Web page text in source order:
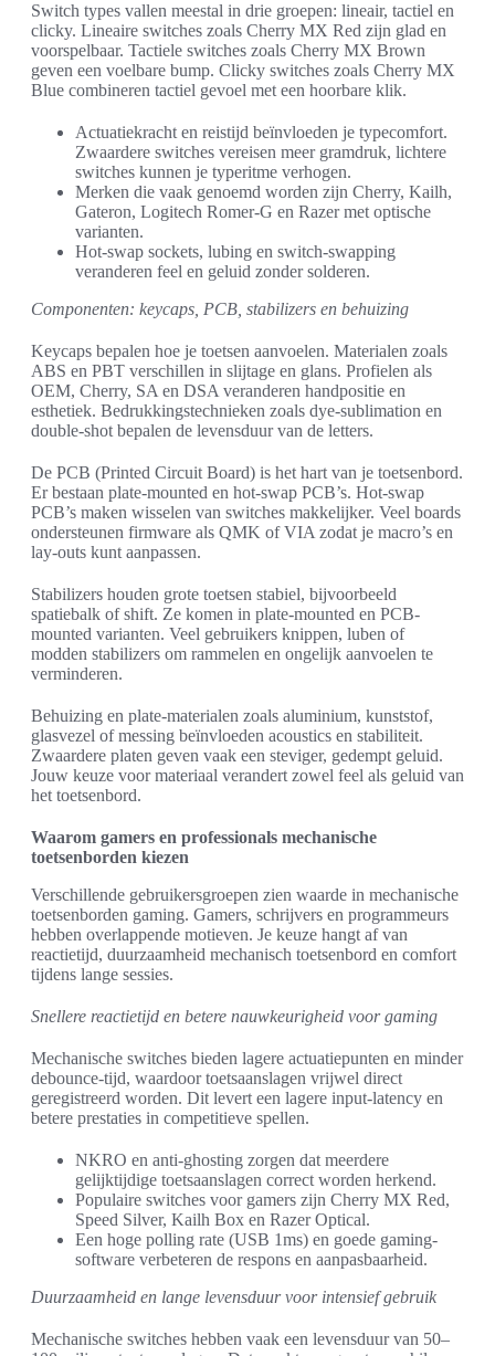
Switch types vallen meestal in drie groepen: lineair, tactiel en
clicky. Lineaire switches zoals Cherry MX Red zijn glad en
voorspelbaar. Tactiele switches zoals Cherry MX Brown
geven een voelbare bump. Clicky switches zoals Cherry MX
Blue combineren tactiel gevoel met een hoorbare klik.
Actuatiekracht en reistijd beïnvloeden je typecomfort.
Zwaardere switches vereisen meer gramdruk, lichtere
switches kunnen je typeritme verhogen.
Merken die vaak genoemd worden zijn Cherry, Kailh,
Gateron, Logitech Romer-G en Razer met optische
varianten.
Hot-swap sockets, lubing en switch-swapping
veranderen feel en geluid zonder solderen.
Componenten: keycaps, PCB, stabilizers en behuizing
Keycaps bepalen hoe je toetsen aanvoelen. Materialen zoals
ABS en PBT verschillen in slijtage en glans. Profielen als
OEM, Cherry, SA en DSA veranderen handpositie en
esthetiek. Bedrukkingstechnieken zoals dye-sublimation en
double-shot bepalen de levensduur van de letters.
De PCB (Printed Circuit Board) is het hart van je toetsenbord.
Er bestaan plate-mounted en hot-swap PCB’s. Hot-swap
PCB’s maken wisselen van switches makkelijker. Veel boards
ondersteunen firmware als QMK of VIA zodat je macro’s en
lay-outs kunt aanpassen.
Stabilizers houden grote toetsen stabiel, bijvoorbeeld
spatiebalk of shift. Ze komen in plate-mounted en PCB-
mounted varianten. Veel gebruikers knippen, luben of
modden stabilizers om rammelen en ongelijk aanvoelen te
verminderen.
Behuizing en plate-materialen zoals aluminium, kunststof,
glasvezel of messing beïnvloeden acoustics en stabiliteit.
Zwaardere platen geven vaak een steviger, gedempt geluid.
Jouw keuze voor materiaal verandert zowel feel als geluid van
het toetsenbord.
Waarom gamers en professionals mechanische
toetsenborden kiezen
Verschillende gebruikersgroepen zien waarde in mechanische
toetsenborden gaming. Gamers, schrijvers en programmeurs
hebben overlappende motieven. Je keuze hangt af van
reactietijd, duurzaamheid mechanisch toetsenbord en comfort
tijdens lange sessies.
Snellere reactietijd en betere nauwkeurigheid voor gaming
Mechanische switches bieden lagere actuatiepunten en minder
debounce-tijd, waardoor toetsaanslagen vrijwel direct
geregistreerd worden. Dit levert een lagere input-latency en
betere prestaties in competitieve spellen.
NKRO en anti-ghosting zorgen dat meerdere
gelijktijdige toetsaanslagen correct worden herkend.
Populaire switches voor gamers zijn Cherry MX Red,
Speed Silver, Kailh Box en Razer Optical.
Een hoge polling rate (USB 1ms) en goede gaming-
software verbeteren de respons en aanpasbaarheid.
Duurzaamheid en lange levensduur voor intensief gebruik
Mechanische switches hebben vaak een levensduur van 50–